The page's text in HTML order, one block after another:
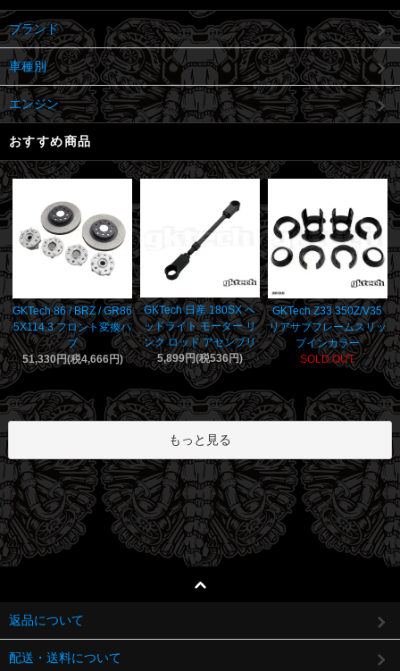
ブランド
車種別
エンジン
おすすめ商品
GKTech 86 / BRZ / GR86
5X114.3 フロント変換ハ
ブ
51,330円(税4,666円)
GKTech 日産 180SX ヘ
ッドライト モーター リ
ンク ロッド アセンブリ
5,899円(税536円)
GKTech Z33 350Z/V35
リアサブフレームスリッ
プインカラー
SOLD OUT
もっと見る
返品について
配送・送料について